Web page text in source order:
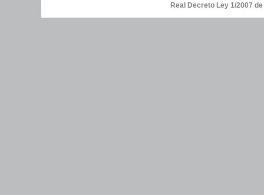
Real Decreto Ley 1/2007